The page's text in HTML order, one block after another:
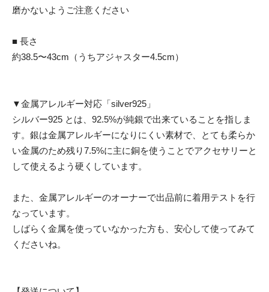
磨かないようご注意ください
■ 長さ
約38.5〜43cm（うちアジャスター4.5cm）
▼金属アレルギー対応「silver925」
シルバー925 とは、92.5%が純銀で出来ていることを指しま
す。銀は金属アレルギーになりにくい素材で、とても柔らか
い金属のため残り7.5%に主に銅を使うことでアクセサリーと
して使えるよう硬くしています。
また、金属アレルギーのオーナーで出品前に着用テストを行
なっています。
しばらく金属を使っていなかった方も、安心して使ってみて
くださいね。